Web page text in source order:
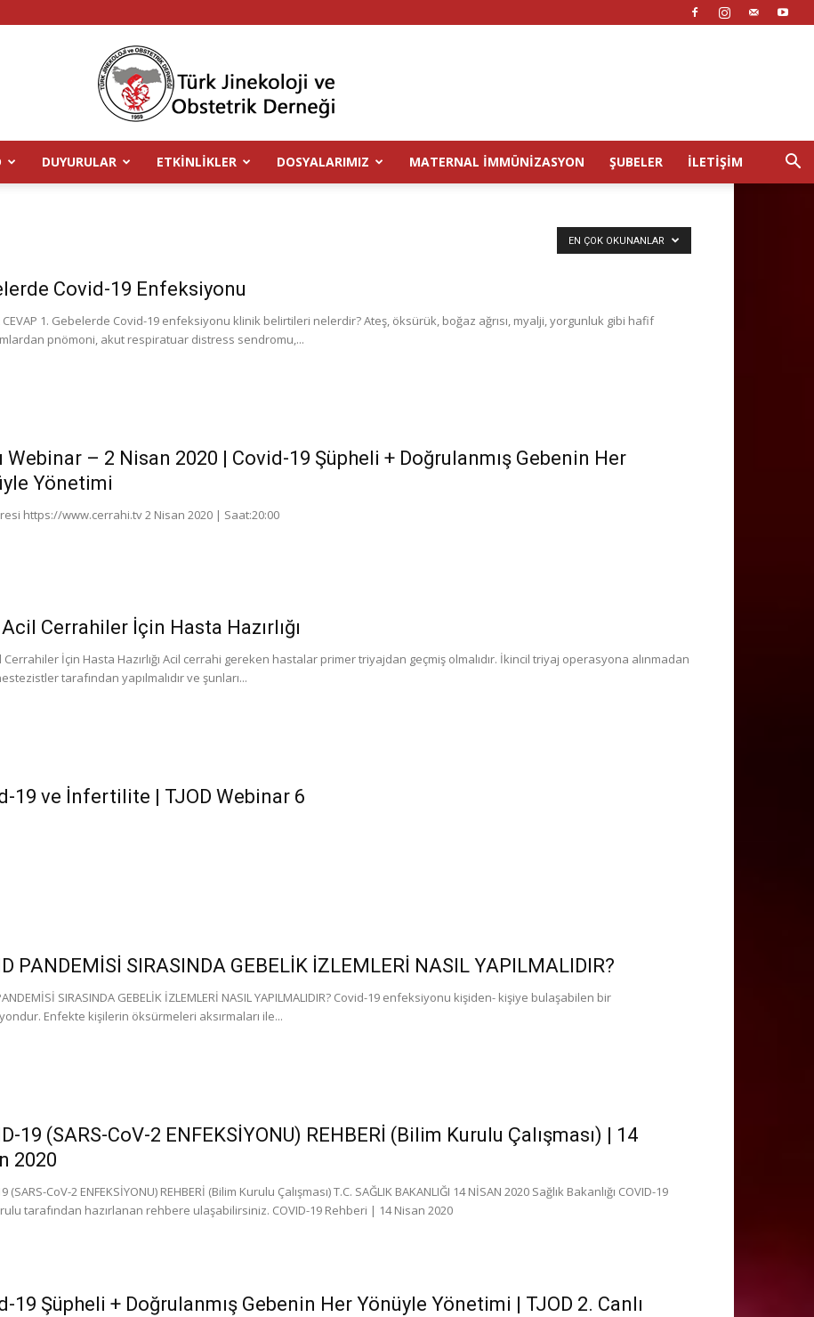
TJOD
DUYURULAR ETKINLIKLER DOSYALARIMIZ MATERNAL İMMÜNIZASYON ŞUBELER İLETIŞIM
EN ÇOK OKUNANLAR
Covid-19 Enfeksiyonu
CEVAP 1. Gebelerde Covid-19 enfeksiyonu klinik belirtileri nelerdir? Ateş, öksürük, boğaz ağrısı, myalji, yorgunluk gibi hafif
pnömoni, akut respiratuar distress sendromu,...
Webinar – 2 Nisan 2020 | Covid-19 Şüpheli + Doğrulanmış Gebenin Her
Yönetimi
https://www.cerrahi.tv 2 Nisan 2020 | Saat:20:00
Cerrahiler İçin Hasta Hazırlığı
Cerrahiler İçin Hasta Hazırlığı Acil cerrahi gereken hastalar primer triyajdan geçmiş olmalıdır. İkincil triyaj operasyona alınmadan
tarafından yapılmalıdır ve şunları...
19 ve İnfertilite | TJOD Webinar 6
PANDEMİSİ SIRASINDA GEBELİK İZLEMLERİ NASIL YAPILMALIDIR?
SIRASINDA GEBELİK İZLEMLERİ NASIL YAPILMALIDIR? Covid-19 enfeksiyonu kişiden- kişiye bulaşabilen bir
Enfekte kişilerin öksürmeleri aksırmaları ile...
19 (SARS-CoV-2 ENFEKSİYONU) REHBERİ (Bilim Kurulu Çalışması) | 14
2020
(SARS-CoV-2 ENFEKSİYONU) REHBERİ (Bilim Kurulu Çalışması) T.C. SAĞLIK BAKANLIĞI 14 NİSAN 2020 Sağlık Bakanlığı COVID-19
tarafından hazırlanan rehbere ulaşabilirsiniz. COVID-19 Rehberi | 14 Nisan 2020
19 Şüpheli + Doğrulanmış Gebenin Her Yönüyle Yönetimi | TJOD 2. Canlı